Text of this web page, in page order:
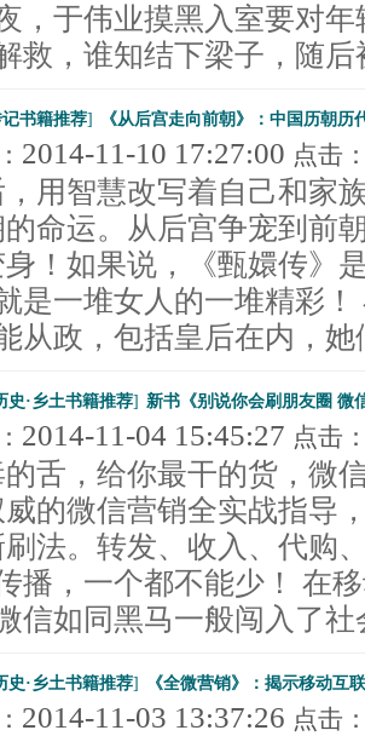
，于伟业摸黑入室要对
救，谁知结下梁子，随后
记书籍推荐] 《从后宫走向前朝》：中国历朝历
2014-11-10 17:27:00 点击
，用智慧改写着自己和家
的命运。从后宫争宠到前
！如果说，《甄嬛传》
是一堆女人的一堆精彩
从政，包括皇后在内，她
史·乡土书籍推荐] 新书《别说你会刷朋友圈 微
2014-11-04 15:45:27 点击
舌，给你最干的货，微
的微信营销全实战指导
刷法。转发、收入、代
播，一个都不能少！ 在
信如同黑马一般闯入了社
史·乡土书籍推荐] 《全微营销》：揭示移动互
2014-11-03 13:37:26 点击